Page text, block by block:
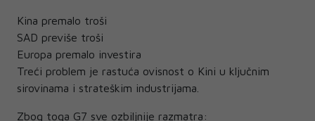
Kina premalo troši
SAD previše troši
Europa premalo investira
Treći problem je rastuća ovisnost o Kini u ključnim
sirovinama i strateškim industrijama.
Zbog toga G7 sve ozbiljnije razmatra: